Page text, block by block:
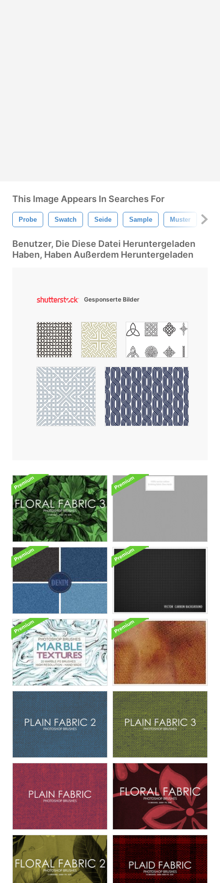
This Image Appears In Searches For
Probe Swatch Seide Sample Muster
Benutzer, Die Diese Datei Heruntergeladen
Haben, Haben Außerdem Heruntergeladen
Gesponserte Bilder